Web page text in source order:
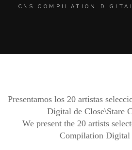
C\S COMPILATION
Presentamos los 20 artistas
Digital de Close\Stare
We present the 20 artists
Compilation